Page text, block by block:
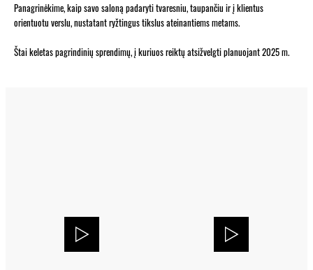
Panagrinėkime, kaip savo saloną padaryti tvaresniu, taupančiu ir į klientus
orientuotu verslu, nustatant ryžtingus tikslus ateinantiems metams.
Štai keletas pagrindinių sprendimų, į kuriuos reiktų atsižvelgti planuojant 2025 m.